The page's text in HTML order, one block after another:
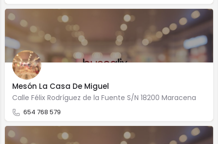
Mesón La Casa De Miguel
Calle Félix Rodríguez de la Fuente S/N 18200 Maracena
654 768 579